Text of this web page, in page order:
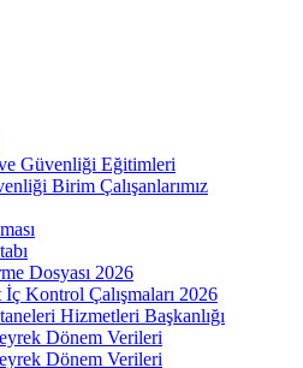
ve Güvenliği Eğitimleri
Birim Çalışanlarımız
Dosyası 2026
Kontrol Çalışmaları 2026
Hizmetleri Başkanlığı
Dönem Verileri
Dönem Verileri